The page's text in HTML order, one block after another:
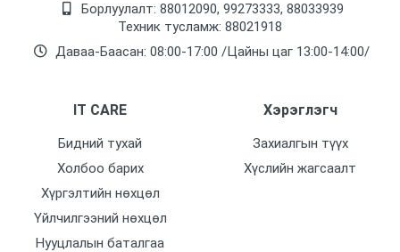
Борлуулалт: 88012090, 99273333, 88033939
Техник тусламж: 88021918
Даваа-Баасан: 08:00-17:00 /Цайны цаг 13:00-14:00/
IT CARE
Бидний тухай
Холбоо барих
Хүргэлтийн нөхцөл
Үйлчилгээний нөхцөл
Нууцлалын баталгаа
Хэрэглэгч
Захиалгын түүх
Хүслийн жагсаалт